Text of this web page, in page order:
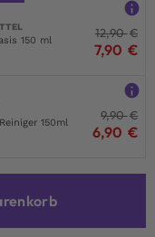
150 ml
12,90€
7,90 €
150ml
9,90€
6,90 €